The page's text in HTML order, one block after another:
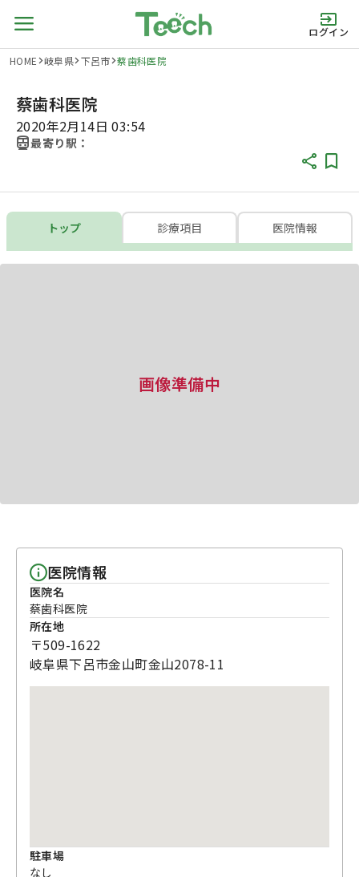
ログイン
HOME 岐阜県 下呂市 蔡歯科医院
蔡歯科医院
2020年2月14日 03:54
最寄り駅：
トップ 診療項目 医院情報
画像準備中
医院情報
医院名
蔡歯科医院
所在地
〒509-1622
岐阜県下呂市金山町金山2078-11
駐車場
なし